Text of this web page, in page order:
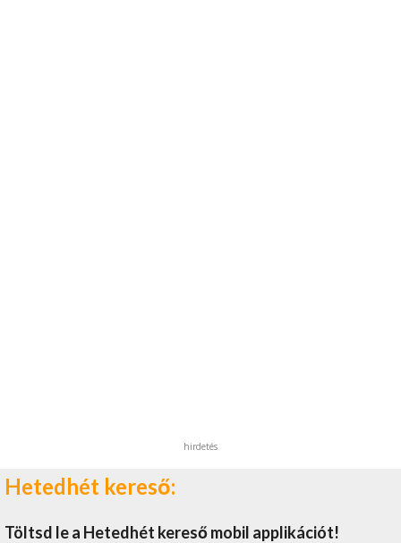
hirdetés
Hetedhét kereső:
Töltsd le a Hetedhét kereső mobil applikációt!